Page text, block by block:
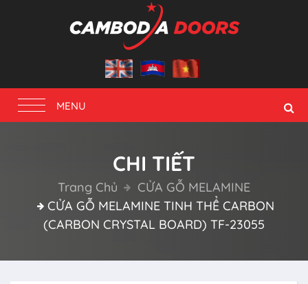
Toggle
navigation
MENU
CHI TIẾT
Trang Chủ
CỬA GỖ MELAMINE
CỬA GỖ MELAMINE TINH THỂ CARBON
(CARBON CRYSTAL BOARD) TF-23055